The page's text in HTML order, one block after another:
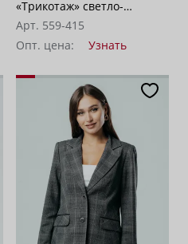
«Трикотаж» светло-
бежевые
Арт. 559-415
Опт. цена:
Узнать